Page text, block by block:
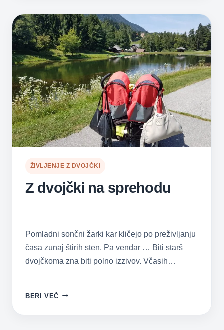
S
PRSTKI
ŽIVLJENJE Z DVOJČKI
Z dvojčki na sprehodu
Pomladni sončni žarki kar kličejo po preživljanju
časa zunaj štirih sten. Pa vendar … Biti starš
dvojčkoma zna biti polno izzivov. Včasih…
BERI VEČ Z
NA